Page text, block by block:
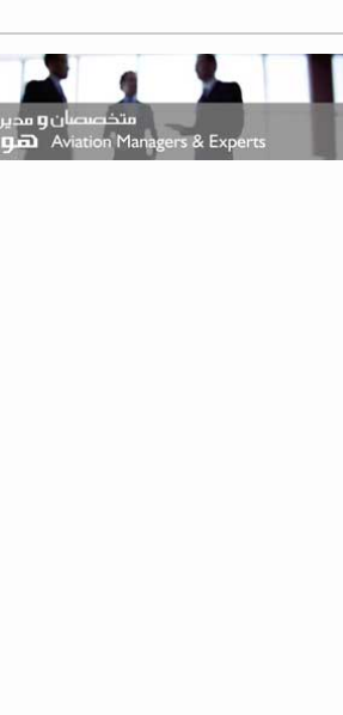
هوش مصنوعی وارد تعمیر و بازرسی موتورهای هواپیما شد
حمله هوایی به تأسیسات فرودگاه سمنان
دلاری